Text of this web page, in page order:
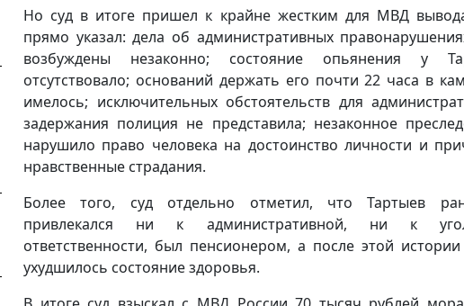
Но суд в итоге пришел к крайне жестким для МВД
прямо указал: дела об административных
возбуждены незаконно; состояние опьянения у
отсутствовало; оснований держать его почти 22 часа в
имелось; исключительных обстоятельств для
задержания полиция не представила; незаконное
нарушило право человека на достоинство личности и
нравственные страдания.
Более того, суд отдельно отметил, что Тартыев
привлекался ни к административной, ни к
ответственности, был пенсионером, а после этой
ухудшилось состояние здоровья.